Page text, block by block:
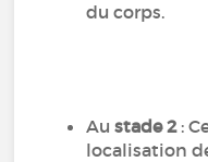
du corps.
Austade 2:
localisation